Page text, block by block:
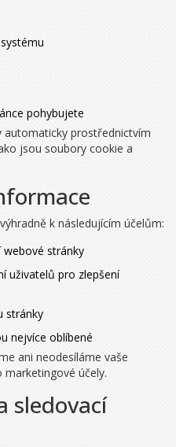
pohybujete
prostřednictvím
jsou soubory cookie a
k následujícím účelům:
webové stránky
uživatelů pro zlepšení
stránky
nejvíce oblíbené
ani neodesíláme vaše
účely.
sledovací